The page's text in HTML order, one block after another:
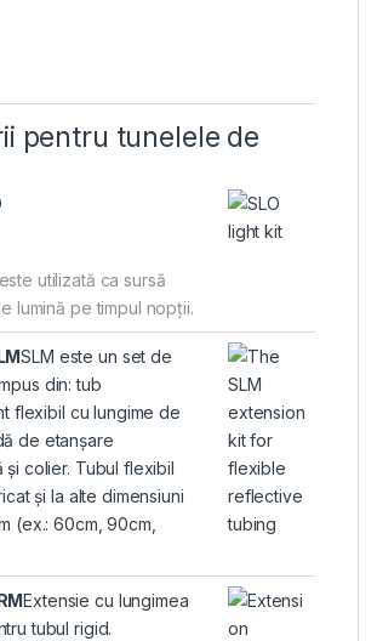
pentru tunelele de
utilizată ca sursă
lumină pe timpul nopții.
SLM este un set de
din: tub
flexibil cu lungime de
de etanșare
și colier. Tubul flexibil
și la alte dimensiuni
(ex.: 60cm, 90cm,
Extensie cu lungimea
tubul rigid.